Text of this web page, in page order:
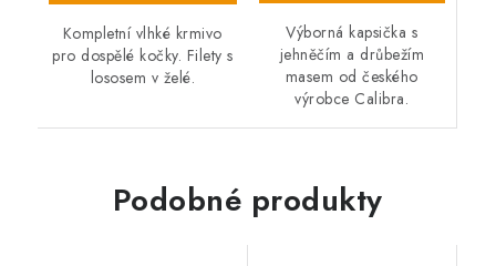
Kompletní vlhké krmivo
pro dospělé kočky. Filety s
lososem v želé.
Výborná kapsička s
jehněčím a drůbežím
masem od českého
výrobce Calibra.
Podobné produkty